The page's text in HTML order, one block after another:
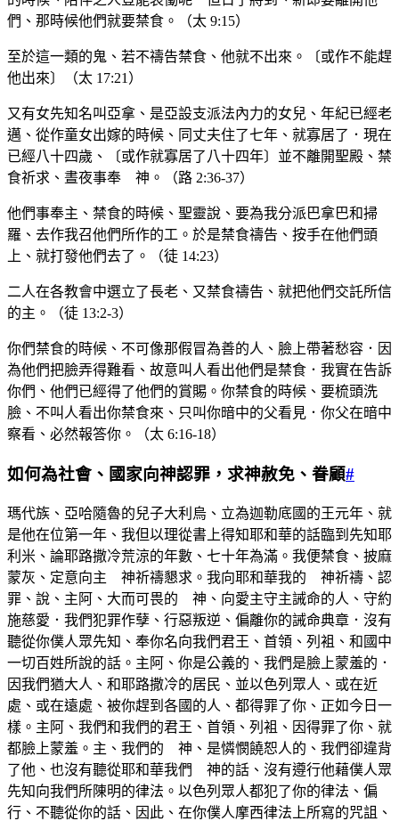
們、那時候他們就要禁食。（太 9:15）
至於這一類的鬼、若不禱告禁食、他就不出來。〔或作不能趕
他出來〕（太 17:21）
又有女先知名叫亞拿、是亞設支派法內力的女兒、年紀已經老
邁、從作童女出嫁的時候、同丈夫住了七年、就寡居了．現在
已經八十四歲、〔或作就寡居了八十四年〕並不離開聖殿、禁
食祈求、晝夜事奉 神。（路 2:36-37）
他們事奉主、禁食的時候、聖靈說、要為我分派巴拿巴和掃
羅、去作我召他們所作的工。於是禁食禱告、按手在他們頭
上、就打發他們去了。（徒 14:23）
二人在各教會中選立了長老、又禁食禱告、就把他們交託所信
的主。（徒 13:2-3）
你們禁食的時候、不可像那假冒為善的人、臉上帶著愁容．因
為他們把臉弄得難看、故意叫人看出他們是禁食．我實在告訴
你們、他們已經得了他們的賞賜。你禁食的時候、要梳頭洗
臉、不叫人看出你禁食來、只叫你暗中的父看見．你父在暗中
察看、必然報答你。（太 6:16-18）
如何為社會、國家向神認罪，求神赦免、眷顧#
瑪代族、亞哈隨魯的兒子大利烏、立為迦勒底國的王元年、就
是他在位第一年、我但以理從書上得知耶和華的話臨到先知耶
利米、論耶路撒冷荒涼的年數、七十年為滿。我便禁食、披麻
蒙灰、定意向主 神祈禱懇求。我向耶和華我的 神祈禱、認
罪、說、主阿、大而可畏的 神、向愛主守主誡命的人、守約
施慈愛．我們犯罪作孽、行惡叛逆、偏離你的誡命典章．沒有
聽從你僕人眾先知、奉你名向我們君王、首領、列袓、和國中
一切百姓所說的話。主阿、你是公義的、我們是臉上蒙羞的．
因我們猶大人、和耶路撒冷的居民、並以色列眾人、或在近
處、或在遠處、被你趕到各國的人、都得罪了你、正如今日一
樣。主阿、我們和我們的君王、首領、列袓、因得罪了你、就
都臉上蒙羞。主、我們的 神、是憐憫饒恕人的、我們卻違背
了他、也沒有聽從耶和華我們 神的話、沒有遵行他藉僕人眾
先知向我們所陳明的律法。以色列眾人都犯了你的律法、偏
行、不聽從你的話、因此、在你僕人摩西律法上所寫的咒詛、